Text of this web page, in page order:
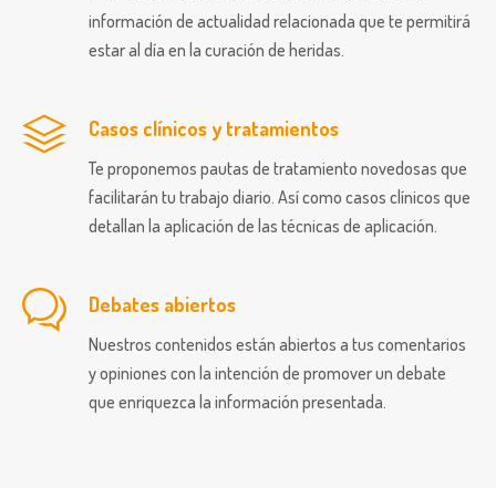
información de actualidad relacionada que te permitirá
estar al día en la curación de heridas.
Casos clínicos y tratamientos
Te proponemos pautas de tratamiento novedosas que
facilitarán tu trabajo diario. Así como casos clínicos que
detallan la aplicación de las técnicas de aplicación.
Debates abiertos
Nuestros contenidos están abiertos a tus comentarios
y opiniones con la intención de promover un debate
que enriquezca la información presentada.